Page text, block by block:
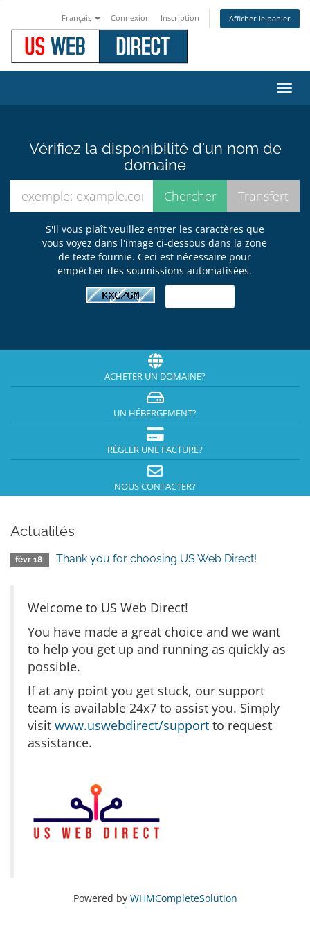
Français Connexion Inscription Afficher le panier
la
Vérifiez la disponibilité d'un nom de
domaine
S'il vous plaît veuillez entrer les caractères que
vous voyez dans l'image ci-dessous dans la zone
de texte fournie. Ceci est nécessaire pour
empêcher des soumissions automatisées.
ACHETER UN DOMAINE?
UN HÉBERGEMENT?
RÉGLER UNE FACTURE?
NOUS CONTACTER?
Actualités
févr 18 Thank you for choosing US Web Direct!
Welcome to US Web Direct!
You have made a great choice and we want
to help you get up and running as quickly as
possible.
If at any point you get stuck, our support
team is available 24x7 to assist you. Simply
visit www.uswebdirect/support to request
assistance.
Powered by WHMCompleteSolution